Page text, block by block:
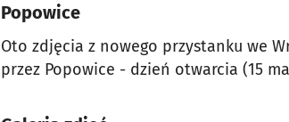
Popowice
Oto zdjęcia z nowego przystanku we
przez Popowice - dzień otwarcia (15